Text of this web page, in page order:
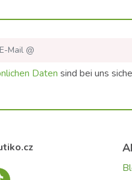
Daten sind bei uns